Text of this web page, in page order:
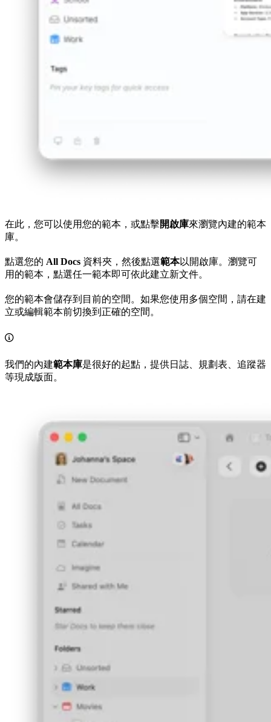
在此，您可以使用您的範本，或點擊開啟庫來瀏覽內建的範本
庫。
點選您的 All Docs 資料夾，然後點選範本以開啟庫。瀏覽可
用的範本，點選任一範本即可依此建立新文件。
您的範本會儲存到目前的空間。如果您使用多個空間，請在建
立或編輯範本前切換到正確的空間。
我們的內建範本庫是很好的起點，提供日誌、規劃表、追蹤器
等現成版面。